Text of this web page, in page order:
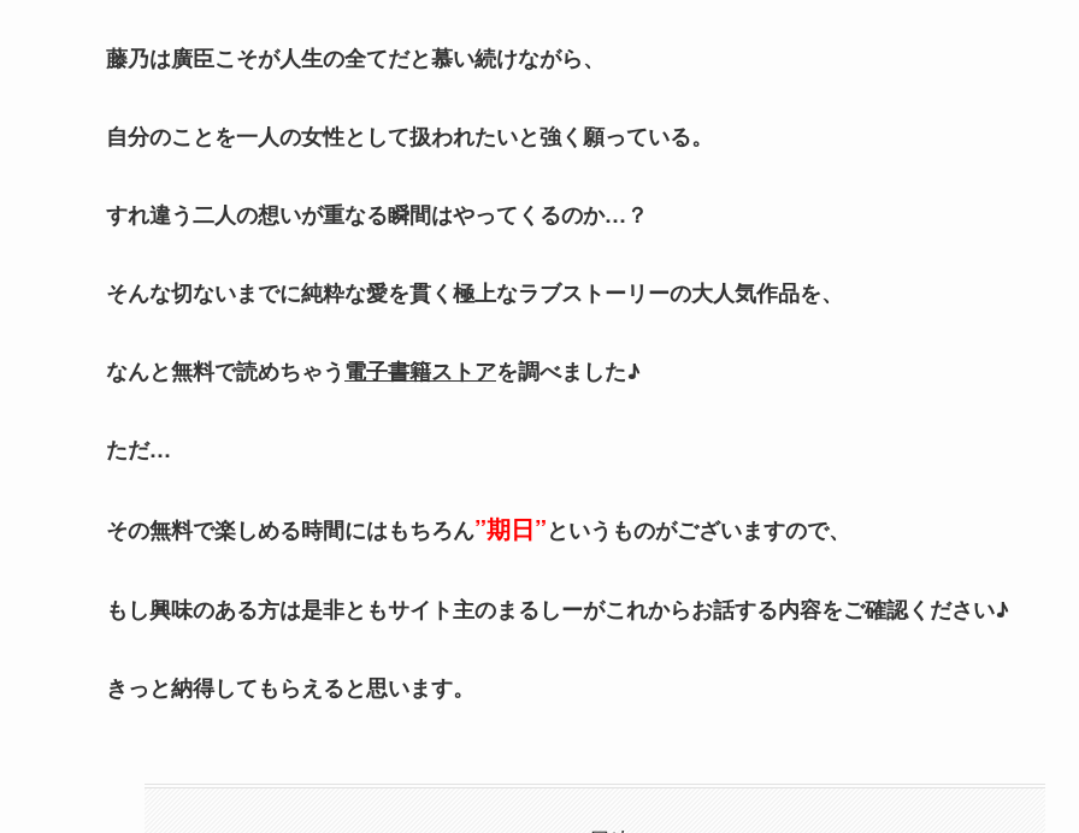
藤乃は廣臣こそが人生の全てだと慕い続けながら、
自分のことを一人の女性として扱われたいと強く願っている。
すれ違う二人の想いが重なる瞬間はやってくるのか…？
そんな切ないまでに純粋な愛を貫く極上なラブストーリーの大人気作品を、
なんと無料で読めちゃう電子書籍ストアを調べました♪
ただ…
その無料で楽しめる時間にはもちろん”期日”というものがございますので、
もし興味のある方は是非ともサイト主のまるしーがこれからお話する内容をご確認ください♪
きっと納得してもらえると思います。